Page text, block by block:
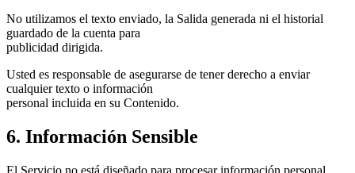
No utilizamos el texto enviado, la Salida generada ni el historial
guardado de la cuenta para
publicidad dirigida.
Usted es responsable de asegurarse de tener derecho a enviar
cualquier texto o información
personal incluida en su Contenido.
6. Información Sensible